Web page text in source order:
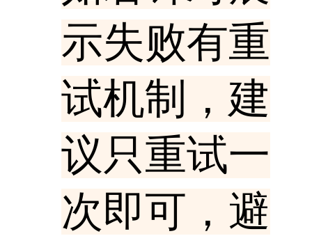
示失败有重
试机制，建
议只重试一
次即可，避